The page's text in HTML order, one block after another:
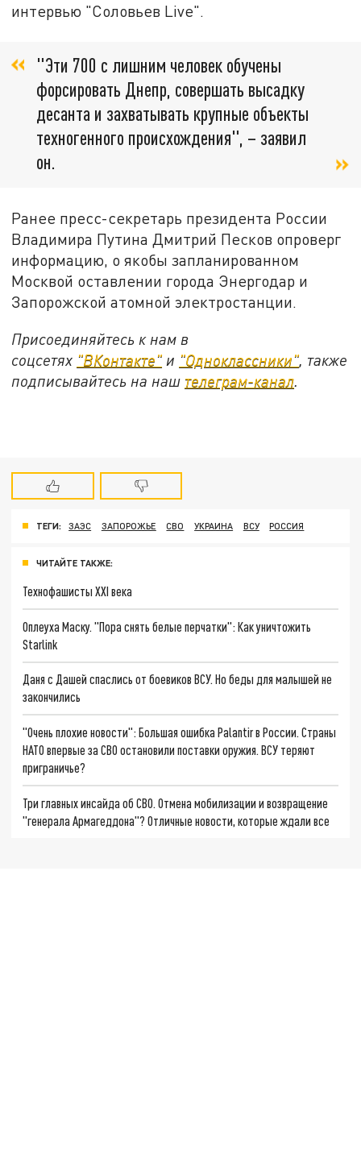
интервью "Соловьев Live".
"Эти 700 с лишним человек обучены
форсировать Днепр, совершать высадку
десанта и захватывать крупные объекты
техногенного происхождения", – заявил
он.
Ранее пресс-секретарь президента России
Владимира Путина Дмитрий Песков опроверг
информацию, о якобы запланированном
Москвой оставлении города Энергодар и
Запорожской атомной электростанции.
Присоединяйтесь к нам в
соцсетях "ВКонтакте" и "Одноклассники", также
подписывайтесь на наш телеграм-канал.
ТЕГИ: ЗАЭС ЗАПОРОЖЬЕ СВО УКРАИНА ВСУ РОССИЯ
ЧИТАЙТЕ ТАКЖЕ:
Технофашисты XXI века
Оплеуха Маску. "Пора снять белые перчатки": Как уничтожить
Starlink
Даня с Дашей спаслись от боевиков ВСУ. Но беды для малышей не
закончились
"Очень плохие новости": Большая ошибка Palantir в России. Страны
НАТО впервые за СВО остановили поставки оружия. ВСУ теряют
приграничье?
Три главных инсайда об СВО. Отмена мобилизации и возвращение
"генерала Армагеддона"? Отличные новости, которые ждали все